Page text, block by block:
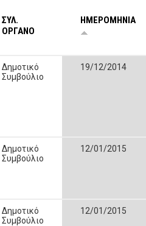
ΣΥΛ.
ΟΡΓΑΝΟ
ΗΜΕΡΟΜΗΝΙΑ
Δημοτικό
Συμβούλιο
19/12/2014
Δημοτικό
Συμβούλιο
12/01/2015
Δημοτικό
Συμβούλιο
12/01/2015